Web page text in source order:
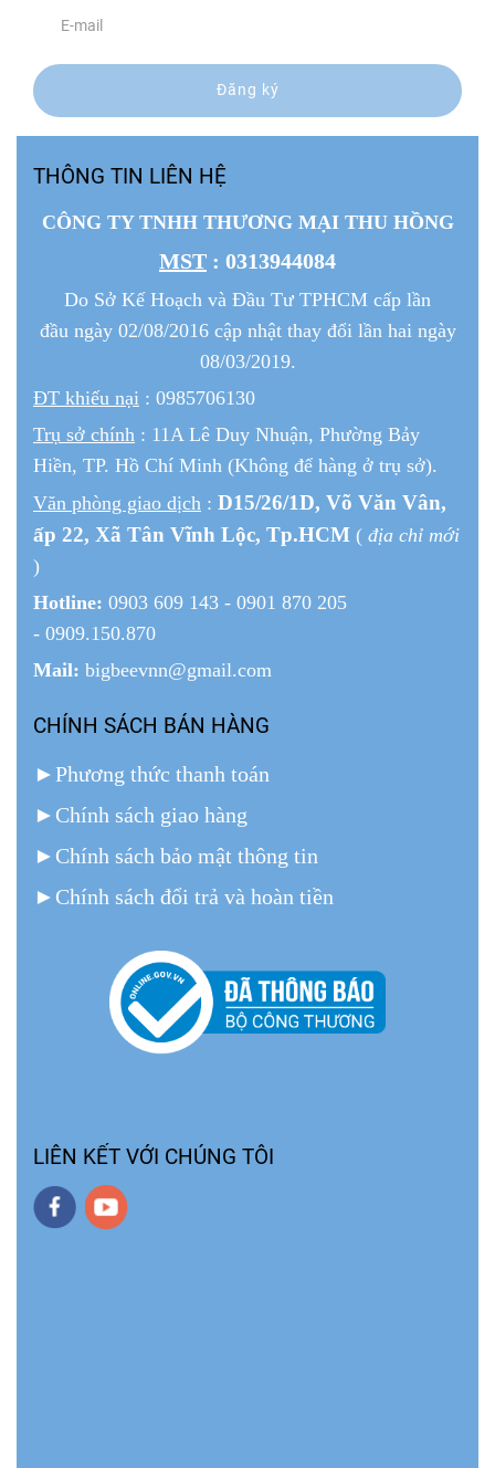
Đăng ký
THÔNG TIN LIÊN HỆ
CÔNG TY TNHH THƯƠNG MẠI THU HỒNG
MST : 0313944084
Do Sở Kế Hoạch và Đầu Tư TPHCM cấp lần
đầu ngày 02/08/2016 cập nhật thay đổi lần hai ngày
08/03/2019.
ĐT khiếu nại : 0985706130
Trụ sở chính : 11A Lê Duy Nhuận, Phường Bảy
Hiền, TP. Hồ Chí Minh (Không để hàng ở trụ sở).
Văn phòng giao dịch : D15/26/1D, Võ Văn Vân,
ấp 22, Xã Tân Vĩnh Lộc, Tp.HCM ( địa chỉ mới
)
Hotline: 0903 609 143 - 0901 870 205
- 0909.150.870
Mail: bigbeevnn@gmail.com
CHÍNH SÁCH BÁN HÀNG
►Phương thức thanh toán
► Chính sách giao hàng
► Chính sách bảo mật thông tin
► Chính sách đổi trả và hoàn tiền
LIÊN KẾT VỚI CHÚNG TÔI